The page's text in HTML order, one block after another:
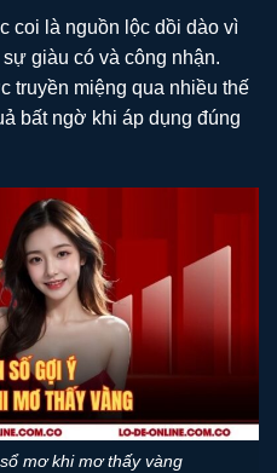
coi là nguồn lộc dồi dào vì
giàu có và công nhận.
truyền miệng qua nhiều thế
bất ngờ khi áp dụng đúng
mơ khi mơ thấy vàng